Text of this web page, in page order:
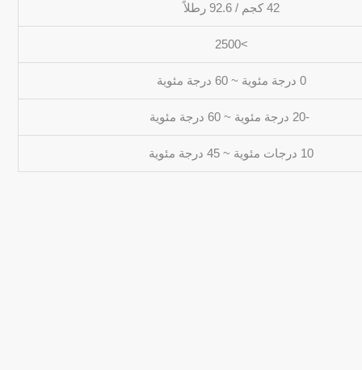
42 كجم / 92.6 رطلاً
>2500
0 درجة مئوية ~ 60 درجة مئوية
-20 درجة مئوية ~ 60 درجة مئوية
10 درجات مئوية ~ 45 درجة مئوية